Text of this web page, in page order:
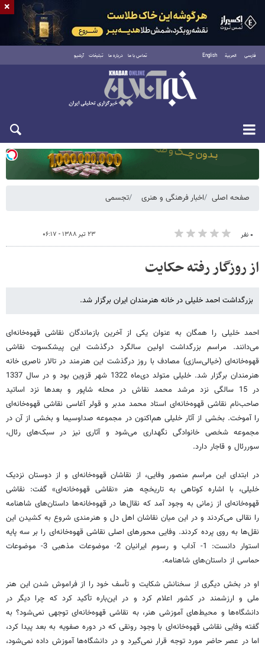
فارسی العربية English تماس با ما درباره ما تبلیغات آرشیو
یکشنبه ۱۸ مرداد ۱۴۰۵
صفحه اصلی اخبار فرهنگی و هنری تجسمی
۰ نفر ۲۳ تیر ۱۳۸۸ - ۰۶:۱۷
از روزگار رفته حکایت
بزرگداشت احمد خلیلی در خانه هنرمندان ایران برگزار شد.
احمد خلیلی را همگان به عنوان یکی از آخرین بازماندگان نقاشی قهوه‌خانه‌ای
می‌دانند. مراسم بزرگداشت اولین سالگرد درگذشت این پیشکسوت نقاشی
قهوه‌خانه‌ای (خیالی‌سازی) مصادف با روز درگذشت این هنرمند در تالار ناصری خانه
هنرمندان برگزار شد. خلیلی متولد دی‌ماه 1322 شهر قزوین بود و در سال 1337
در 15 سالگی نزد مرشد محمد نقاش در محله شاپور و بعدها نزد اساتید
صاحب‌نام نقاشی قهوه‌خانه‌ای استاد محمد مدبر و قولر آغاسی نقاشی قهوه‌خانه‌ای
را آموخت. بخشی از آثار خلیلی هم‌اکنون در مجموعه صداوسیما و بخشی از آن در
مجموعه شخصی خانوادگی نگهداری می‌شود و آثاری نیز در سبک‌های رئال،
سوررئال و قاجار دارد.
در ابتدای این مراسم منصور وفایی، از نقاشان قهوه‌خانه‌ای و از دوستان نزدیک
خلیلی، با اشاره کوتاهی به تاریخچه هنر «نقاشی قهوه‌خانه‌ای» گفت: نقاشی
قهوه‌خانه‌ای از زمانی به وجود آمد که نقال‌ها در قهوه‌خانه‌ها داستان‌های شاهنامه
را نقالی می‌کردند و در این میان نقاشان اهل دل و هنرمندی شروع به کشیدن این
نقل‌ها به روی پرده کردند. وفایی محورهای اصلی نقاشی قهوه‌خانه‌ای را بر سه پایه
استوار دانست: 1- آداب و رسوم ایرانیان 2- موضوعات مذهبی 3- موضوعات
حماسی از داستان‌های شاهنامه.
او در بخش دیگری از سخنانش شکایت و تأسف خود را از فراموش شدن این هنر
ملی و ارزشمند در کشور اعلام کرد و در این‌باره تأکید کرد که چرا دیگر در
دانشگاه‌ها و محیط‌های آموزشی هنر، به نقاشی قهوه‌خانه‌ای توجهی نمی‌شود؟ به
گفته وفایی نقاشی قهوه‌خانه‌ای با وجود رونقی که در دوره صفویه به بعد پیدا کرد،
اما در عصر حاضر مورد توجه قرار نمی‌گیرد و در دانشگاه‌ها آموزش داده نمی‌شود،
×